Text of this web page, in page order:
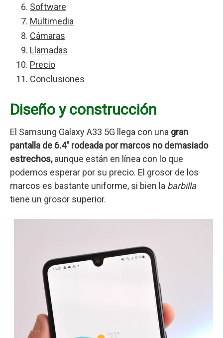
Software
Multimedia
Cámaras
Llamadas
Precio
Conclusiones
Diseño y construcción
El Samsung Galaxy A33 5G llega con una gran
pantalla de 6.4″ rodeada por marcos no demasiado
estrechos,aunque están en línea con lo que
podemos esperar por su precio. El grosor de los
marcos es bastante uniforme, si bien la barbilla
tiene un grosor superior.